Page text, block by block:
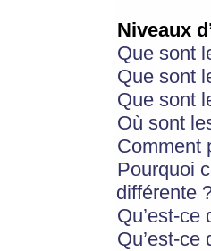
Niveaux
Que sont
Que sont
Que sont
Où sont
Comment
Pourquoi
différente
Qu’est-ce
Qu’est-ce